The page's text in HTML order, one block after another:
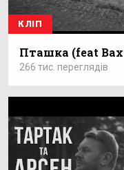
КЛІП
Пташка (feat
266 тис. переглядів